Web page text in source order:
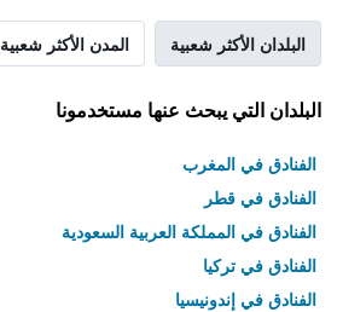
البلدان الأكثر شعبية المدن الأكثر شعبية
البلدان التي يبحث عنها مستخدمونا
الفنادق في المغرب
الفنادق في قطر
الفنادق في المملكة العربية السعودية
الفنادق في تركيا
الفنادق في إندونيسيا